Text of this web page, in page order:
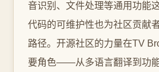
音识别、文件处理等通用功能
代码的可维护性也为社区贡献
路径。开源社区的力量在TV
要角色——从多语言翻译到功